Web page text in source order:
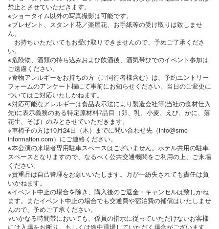
禁止とさせていただきます。
※ショータイム以外の写真撮影は可能です。
※プレゼント、スタンド花／楽屋花、お手紙等の受け取りは致しませ
ん。
お持ちいただいてもお受け取りできませんので、予めご了承くださ
い。
※危険物、酒類の持ち込みおよび飲酒後、酒気帯びでのイベント参加は
ご遠慮ください。
※食物アレルギーをお持ちの方（ご同行者様含む）は、予約エントリー
フォームのアンケート欄にて事前にお知らせください。当日のご変更に
ついてはご対応いたしかねます。
※対応可能なアレルギーは食品表示法により製造会社等(当社の食材仕入
先)に表示義務のある特定原材料7品目（卵、乳、小麦、えび、かに、落
花生、そば）のみとさせていただきます。
※車椅子の方は10月24日（木）までに問い合わせ先（info@smc-
information.com）にご連絡ください。
※本公演の来場者専用駐車スペースはございません。ホテル共用の駐車
スペースとなりますので、なるべく公共交通機関をご利用の上、ご来場
ください。
※貴重品は自己管理をお願いいたします。万が一紛失されても責任は負
いかねます。
※イベント中止の場合を除き、購入後のご返金・キャンセルは致しかね
ます。またイベント中止の場合でも交通費や宿泊費の補償はいたしませ
んので、予めご了承ください。
※いかなる時間帯においても、係員の指示に従っていただけないお客様
には入場をお断り、もしくは途中退場していただく場合がございます。